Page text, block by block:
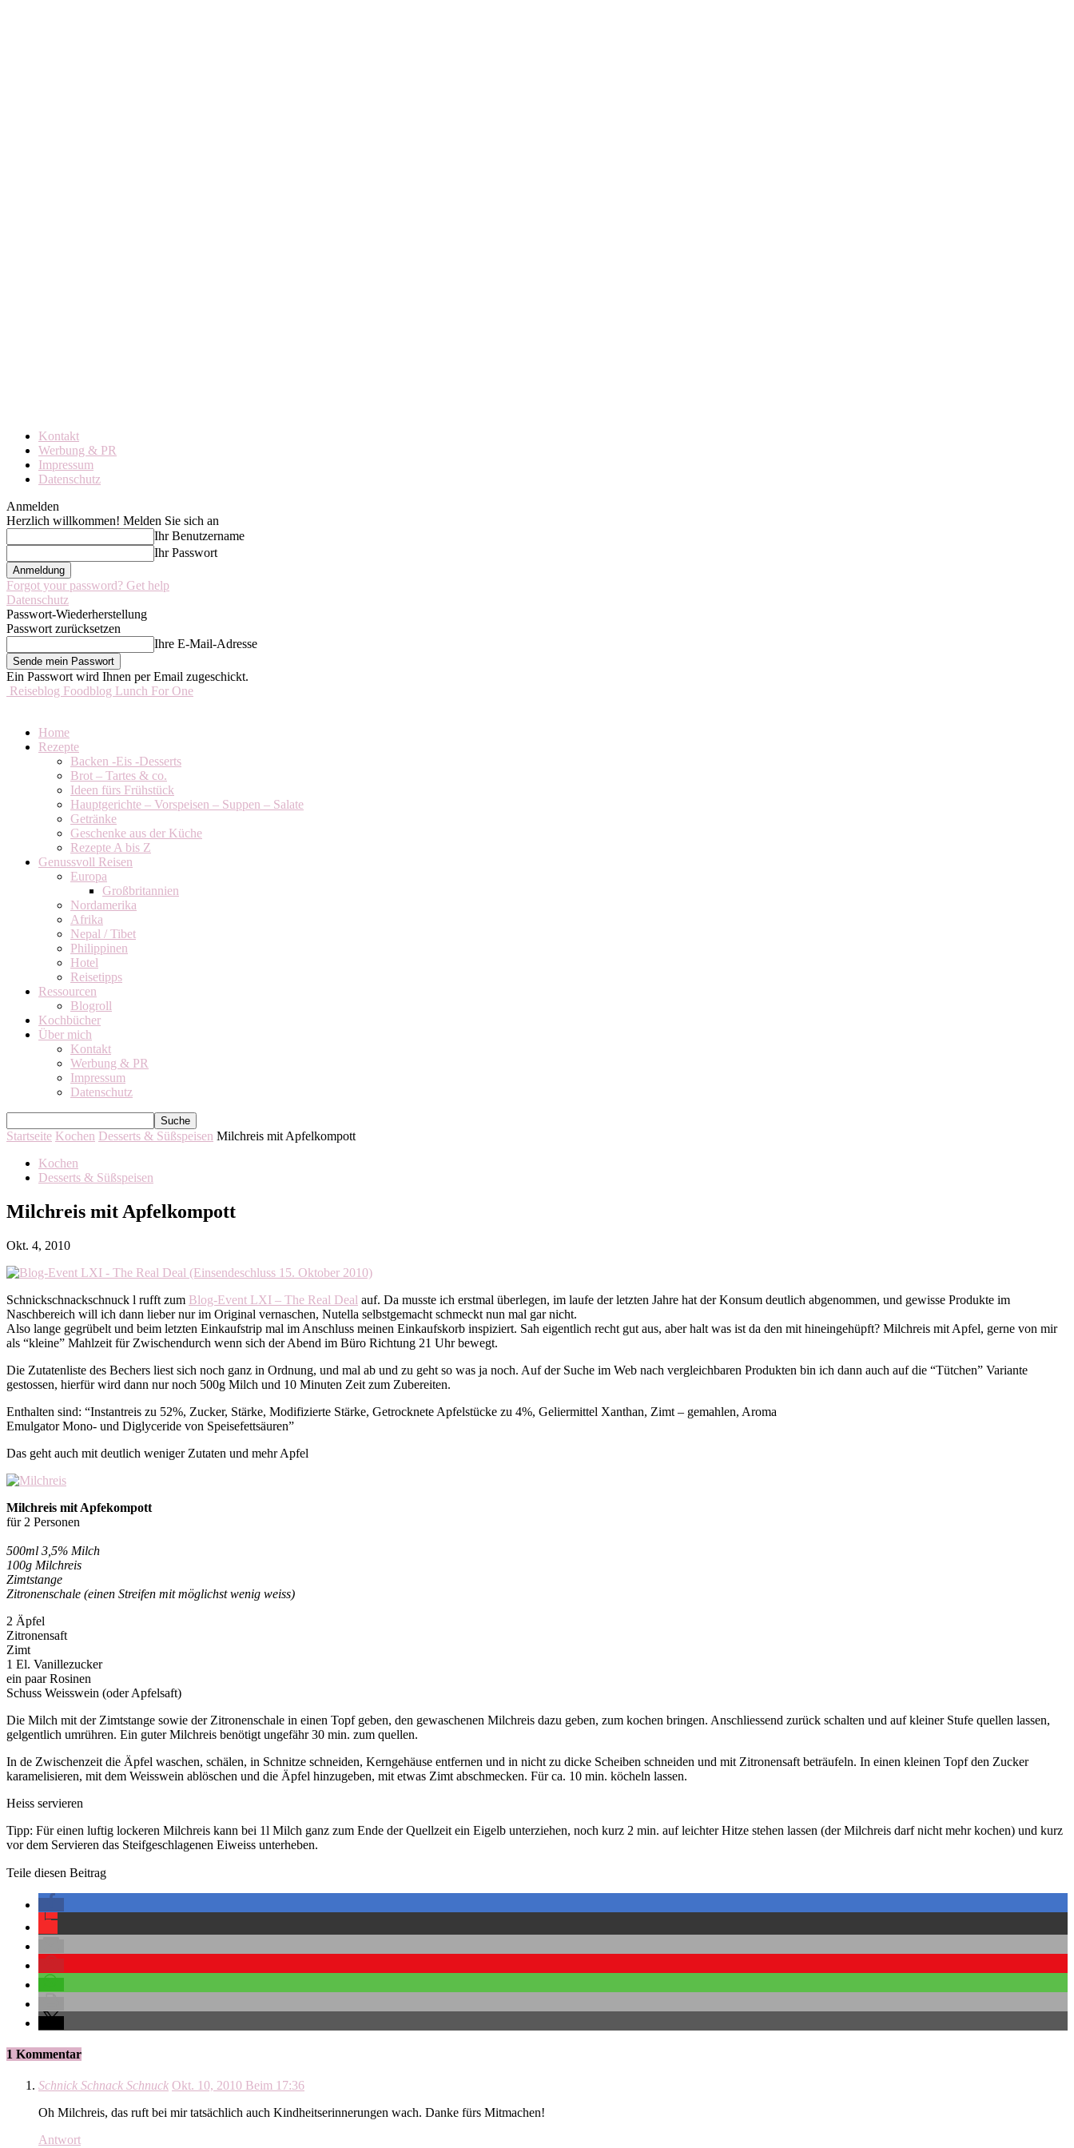
Kontakt
Werbung & PR
Impressum
Datenschutz
Anmelden
Herzlich willkommen! Melden Sie sich an
Ihr Benutzername
Ihr Passwort
Forgot your password? Get help
Datenschutz
Passwort-Wiederherstellung
Passwort zurücksetzen
Ihre E-Mail-Adresse
Ein Passwort wird Ihnen per Email zugeschickt.
Reiseblog Foodblog Lunch For One
Home
Rezepte
Backen -Eis -Desserts
Brot – Tartes & co.
Ideen fürs Frühstück
Hauptgerichte – Vorspeisen – Suppen – Salate
Getränke
Geschenke aus der Küche
Rezepte A bis Z
Genussvoll Reisen
Europa
Großbritannien
Nordamerika
Afrika
Nepal / Tibet
Philippinen
Hotel
Reisetipps
Ressourcen
Blogroll
Kochbücher
Über mich
Kontakt
Werbung & PR
Impressum
Datenschutz
Startseite Kochen Desserts & Süßspeisen Milchreis mit Apfelkompott
Kochen
Desserts & Süßspeisen
Milchreis mit Apfelkompott
Okt. 4, 2010
Schnickschnackschnuck l rufft zum Blog-Event LXI – The Real Deal auf. Da musste ich erstmal überlegen, im laufe der letzten Jahre hat der Konsum deutlich abgenommen, und gewisse Produkte im
Naschbereich will ich dann lieber nur im Original vernaschen, Nutella selbstgemacht schmeckt nun mal gar nicht.
Also lange gegrübelt und beim letzten Einkaufstrip mal im Anschluss meinen Einkaufskorb inspiziert. Sah eigentlich recht gut aus, aber halt was ist da den mit hineingehüpft? Milchreis mit Apfel, gerne von mir
als “kleine” Mahlzeit für Zwischendurch wenn sich der Abend im Büro Richtung 21 Uhr bewegt.
Die Zutatenliste des Bechers liest sich noch ganz in Ordnung, und mal ab und zu geht so was ja noch. Auf der Suche im Web nach vergleichbaren Produkten bin ich dann auch auf die “Tütchen” Variante
gestossen, hierfür wird dann nur noch 500g Milch und 10 Minuten Zeit zum Zubereiten.
Enthalten sind: “Instantreis zu 52%, Zucker, Stärke, Modifizierte Stärke, Getrocknete Apfelstücke zu 4%, Geliermittel Xanthan, Zimt – gemahlen, Aroma
Emulgator Mono- und Diglyceride von Speisefettsäuren”
Das geht auch mit deutlich weniger Zutaten und mehr Apfel
Milchreis mit Apfekompott
für 2 Personen
500ml 3,5% Milch
100g Milchreis
Zimtstange
Zitronenschale (einen Streifen mit möglichst wenig weiss)
2 Äpfel
Zitronensaft
Zimt
1 El. Vanillezucker
ein paar Rosinen
Schuss Weisswein (oder Apfelsaft)
Die Milch mit der Zimtstange sowie der Zitronenschale in einen Topf geben, den gewaschenen Milchreis dazu geben, zum kochen bringen. Anschliessend zurück schalten und auf kleiner Stufe quellen lassen,
gelgentlich umrühren. Ein guter Milchreis benötigt ungefähr 30 min. zum quellen.
In de Zwischenzeit die Äpfel waschen, schälen, in Schnitze schneiden, Kerngehäuse entfernen und in nicht zu dicke Scheiben schneiden und mit Zitronensaft beträufeln. In einen kleinen Topf den Zucker
karamelisieren, mit dem Weisswein ablöschen und die Äpfel hinzugeben, mit etwas Zimt abschmecken. Für ca. 10 min. köcheln lassen.
Heiss servieren
Tipp: Für einen luftig lockeren Milchreis kann bei 1l Milch ganz zum Ende der Quellzeit ein Eigelb unterziehen, noch kurz 2 min. auf leichter Hitze stehen lassen (der Milchreis darf nicht mehr kochen) und kurz
vor dem Servieren das Steifgeschlagenen Eiweiss unterheben.
Teile diesen Beitrag
1 Kommentar
Schnick Schnack Schnuck Okt. 10, 2010 Beim 17:36
Oh Milchreis, das ruft bei mir tatsächlich auch Kindheitserinnerungen wach. Danke fürs Mitmachen!
Antwort